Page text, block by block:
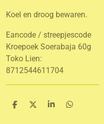
Koel en droog bewaren.
Eancode / streepjescode
Kroepoek Soerabaja 60g
Toko Lien:
8712544611704
D
D
S
D